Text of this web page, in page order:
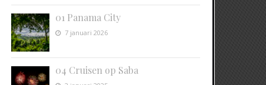
01 Panama City
7 januari 2026
04 Cruisen op Saba